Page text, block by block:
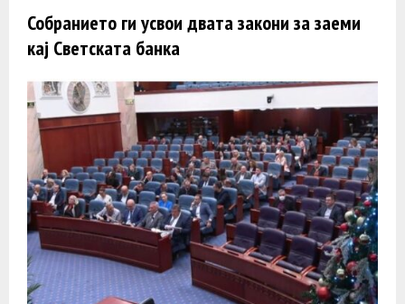
Собранието ги усвои двата закони за заеми
кај Светската банка